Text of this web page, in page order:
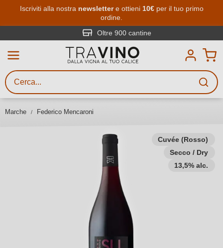
Passa al contenuto principale
Iscriviti alla nostra newslettere ottieni 10€per il tuo primo
ordine.
Oltre 900 cantine
Marche Federico Mencaroni
Cuvée (Rosso)
Secco / Dry
13,5% alc.
Ricerca vini
Inserisci almeno 3 caratteri
gusto, occasione, nome del vino,
vitigno, regione, cantina o altri